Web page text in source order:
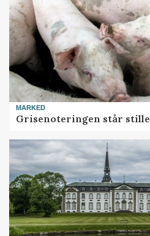
MARKED
Grisenoteringen står stille